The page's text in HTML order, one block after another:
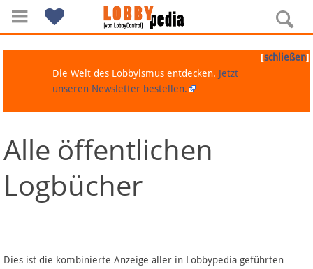
Navigation
Über Lobbypedia
Artikel nach Kategorien
[schließen]
Die Welt des Lobbyismus entdecken. Jetzt
unseren Newsletter bestellen.
Alle öffentlichen
Logbücher
Dies ist die kombinierte Anzeige aller in Lobbypedia geführten